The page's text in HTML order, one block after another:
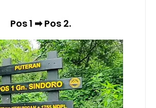
Pos 1 ➡ Pos 2.